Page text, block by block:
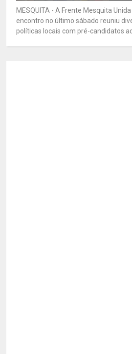
MESQUITA - A Frente Mesquita
encontro no último sábado reuniu
políticas locais com pré-candidatos ao